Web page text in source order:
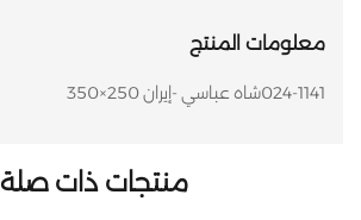
معلومات المنتج
024-1141شاه عباسي -إيران 250×350
منتجات ذات صلة